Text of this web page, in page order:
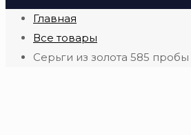
Главная
Все товары
Серьги из золота 585 пробы